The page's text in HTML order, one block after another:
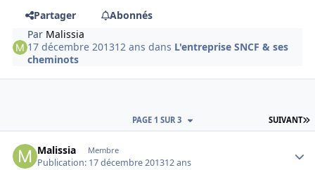
Partager
Abonnés
Par Malissia
17 décembre 201312 ans dans L'entreprise SNCF & ses
cheminots
SUIVANT
PAGE 1 SUR 3
Malissia Membre
Publication: 17 décembre 201312 ans